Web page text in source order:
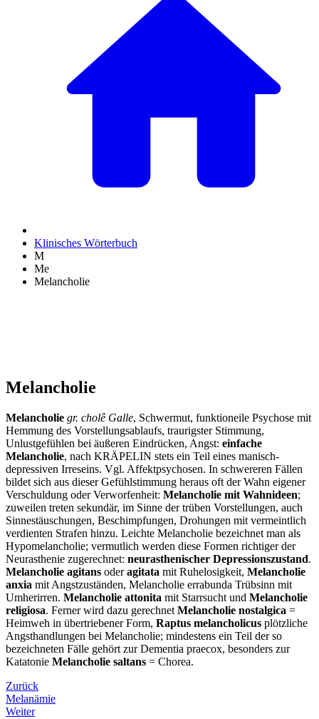
Klinisches Wörterbuch
M
Me
Melancholie
Melancholie
Melancholie gr. cholê Galle, Schwermut, funktioneile Psychose mit
Hemmung des Vorstellungsablaufs, traurigster Stimmung,
Unlustgefühlen bei äußeren Eindrücken, Angst: einfache
Melancholie, nach KRÄPELIN stets ein Teil eines manisch-
depressiven Irreseins. Vgl. Affektpsychosen. In schwereren Fällen
bildet sich aus dieser Gefühlstimmung heraus oft der Wahn eigener
Verschuldung oder Verworfenheit: Melancholie mit Wahnideen;
zuweilen treten sekundär, im Sinne der trüben Vorstellungen, auch
Sinnestäuschungen, Beschimpfungen, Drohungen mit vermeintlich
verdienten Strafen hinzu. Leichte Melancholie bezeichnet man als
Hypomelancholie; vermutlich werden diese Formen richtiger der
Neurasthenie zugerechnet: neurasthenischer Depressionszustand.
Melancholie agitans oderagitata mit Ruhelosigkeit, Melancholie
anxia mit Angstzuständen, Melancholie errabunda Trübsinn mit
Umherirren. Melancholie attonita mit Starrsucht und Melancholie
religiosa. Ferner wird dazu gerechnet Melancholie nostalgica =
Heimweh in übertriebener Form, Raptus melancholicus plötzliche
Angsthandlungen bei Melancholie; mindestens ein Teil der so
bezeichneten Fälle gehört zur Dementia praecox, besonders zur
Katatonie Melancholie saltans = Chorea.
Zurück
Melanämie
Weiter